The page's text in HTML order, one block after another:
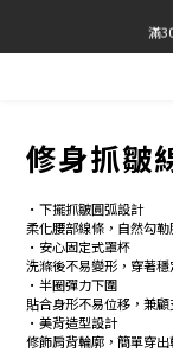
滿
修身抓皺
•下擺抓皺圓弧設計
柔化腰部線條，自然勾勒
•安心固定式罩杯
洗滌後不易變形，穿著
•半圈彈力下圍
貼合身形不易位移，兼
•美背造型設計
修飾肩背輪廓，簡單穿出